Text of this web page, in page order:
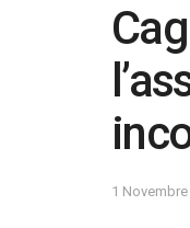
1 Novembre